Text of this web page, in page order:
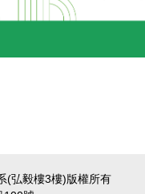
(弘毅樓3樓)版權所有